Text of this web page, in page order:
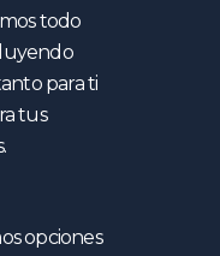
todo
para ti
tus
opciones